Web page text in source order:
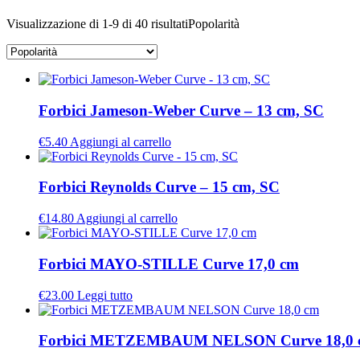
Visualizzazione di 1-9 di 40 risultatiPopolarità
Forbici Jameson-Weber Curve – 13 cm, SC
€5.40 Aggiungi al carrello
Forbici Reynolds Curve – 15 cm, SC
€14.80 Aggiungi al carrello
Forbici MAYO-STILLE Curve 17,0 cm
€23.00 Leggi tutto
Forbici METZEMBAUM NELSON Curve 18,0